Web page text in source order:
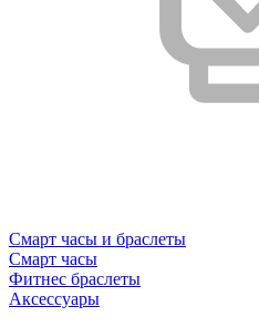
Смарт часы и браслеты
Смарт часы
Фитнес браслеты
Аксессуары